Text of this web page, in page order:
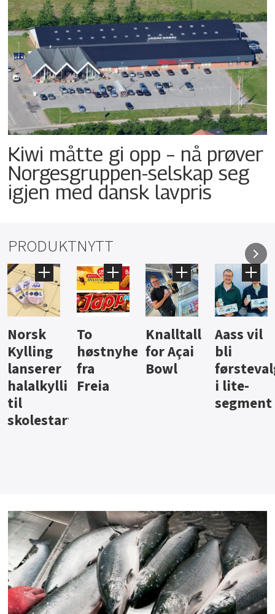
Kiwi måtte gi opp – nå prøver
Norgesgruppen-selskap seg
igjen med dansk lavpris
PRODUKTNYTT
Knalltall
for Açai
Bowl
Aass vil
bli
førstevalg
i lite-
Brus og
jus fra
Berentsen
Hard
iste fra
Hansa